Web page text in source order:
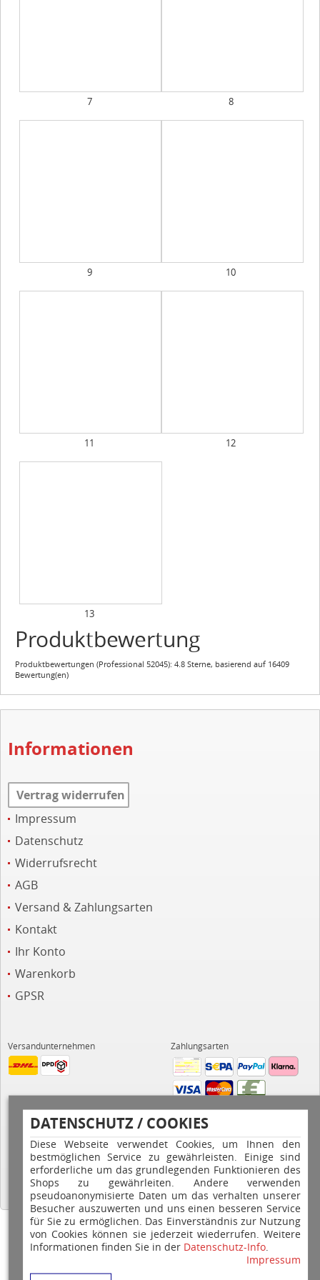
DATENSCHUTZ / COOKIES
Diese Webseite verwendet Cookies, um Ihnen den
bestmöglichen Service zu gewährleisten. Einige sind
erforderliche um das grundlegenden Funktionieren des
Shops zu gewährleiten. Andere verwenden
pseudoanonymisierte Daten um das verhalten unserer
Besucher auszuwerten und uns einen besseren Service
für Sie zu ermöglichen. Das Einverständnis zur Nutzung
von Cookies können sie jederzeit wiederrufen. Weitere
Informationen finden Sie in der Datenschutz-Info.
Impressum
7 8
9 10
11 12
13
Produktbewertung
Produktbewertungen (Professional 52045): 4.8 Sterne, basierend auf 16409
Bewertung(en)
Informationen
Vertrag widerrufen
Impressum
Datenschutz
Widerrufsrecht
AGB
Versand & Zahlungsarten
Kontakt
Ihr Konto
Warenkorb
GPSR
Versandunternehmen Zahlungsarten
Hilfe
Copyright © 2026 Stempel Toenges GmbH - Alle Rechte vorbehalten